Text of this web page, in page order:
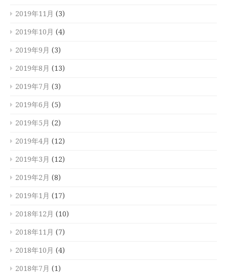
2019年11月 (3)
2019年10月 (4)
2019年9月 (3)
2019年8月 (13)
2019年7月 (3)
2019年6月 (5)
2019年5月 (2)
2019年4月 (12)
2019年3月 (12)
2019年2月 (8)
2019年1月 (17)
2018年12月 (10)
2018年11月 (7)
2018年10月 (4)
2018年7月 (1)